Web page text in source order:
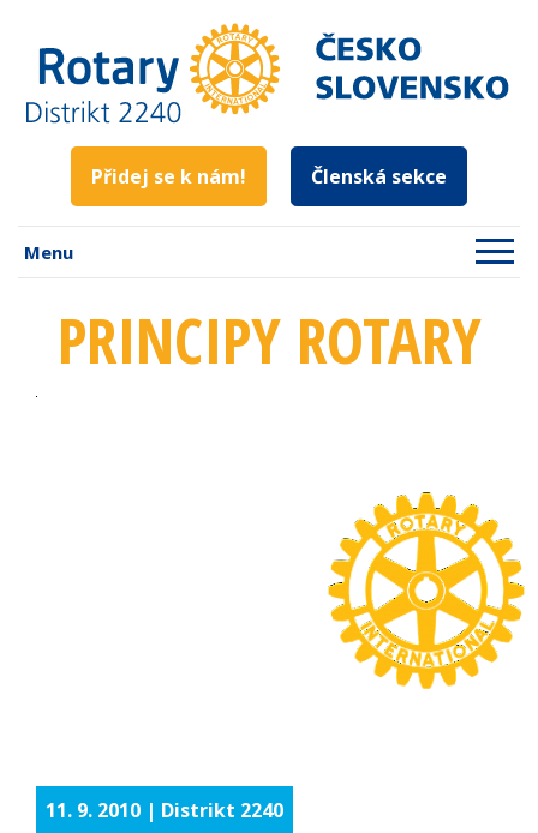
Přidej se k nám! Členská sekce
Menu
PRINCIPY ROTARY
11. 9. 2010 | Distrikt 2240